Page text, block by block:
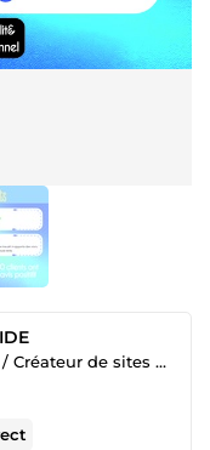
✅ Certifié Développeur Web / Créateur de sites WordPress, Wix, Shopify… / Expert en marketing